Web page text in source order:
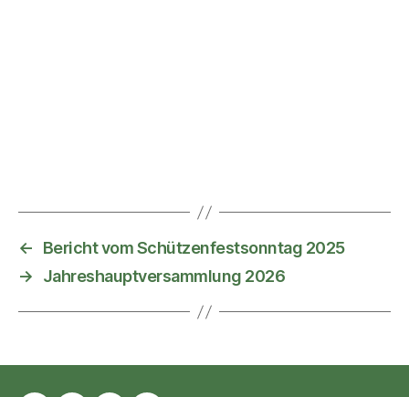
←
Bericht vom Schützenfestsonntag 2025
→
Jahreshauptversammlung 2026